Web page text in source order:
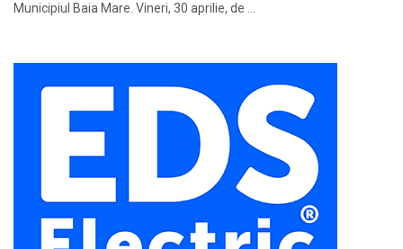
Municipiul Baia Mare. Vineri, 30 aprilie, de ...